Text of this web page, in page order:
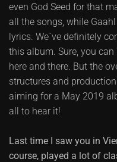
even God Seed for that
all the songs, while
lyrics. We`ve definitely
this album. Sure, you
here and there. But the
structures and
aiming for a May 2019
all to hear it!
Last time I saw you in
course, played a lot of